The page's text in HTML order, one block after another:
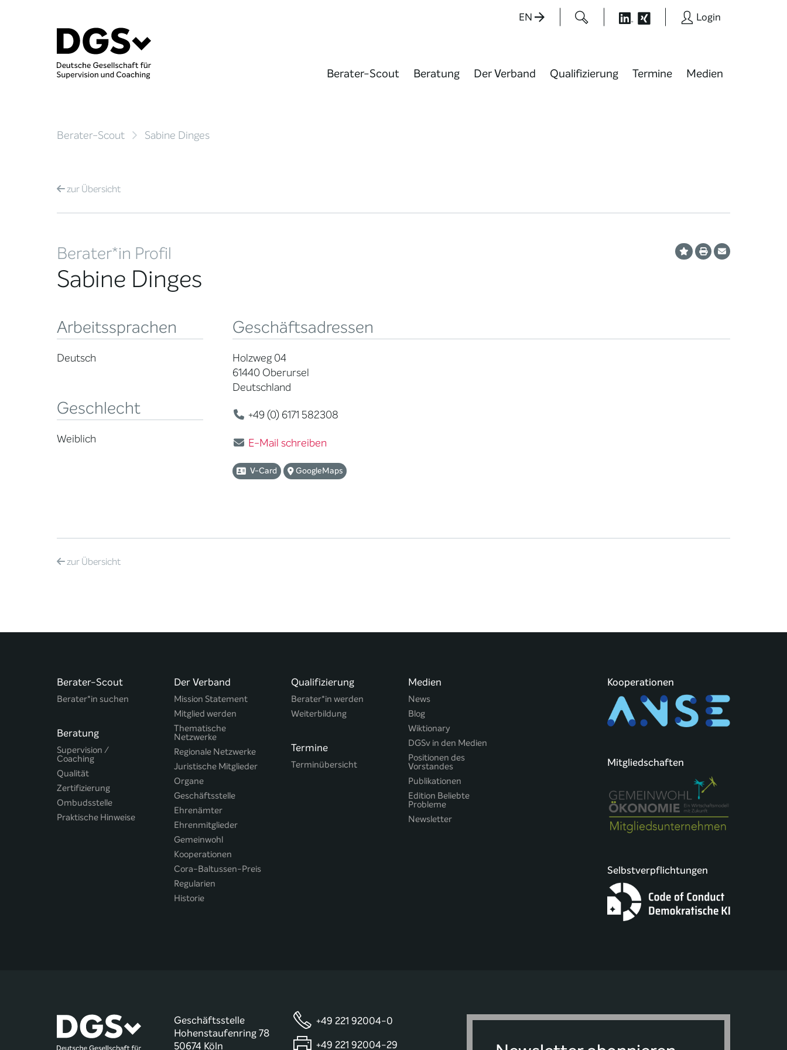
EN Login
Berater-Scout Beratung Der Verband Qualifizierung Termine Medien
Berater-Scout Sabine Dinges
zurÜbersicht
Berater*in Profil
Sabine Dinges
Arbeitssprachen
Deutsch
Geschlecht
Weiblich
Geschäftsadressen
Holzweg 04
61440 Oberursel
Deutschland
+49 (0) 6171 582308
E-Mail schreiben
V-Card GoogleMaps
zurÜbersicht
Berater-Scout
Berater*in suchen
Beratung
Supervision /
Coaching
Qualität
Zertifizierung
Ombudsstelle
Praktische Hinweise
Der Verband
Mission Statement
Mitglied werden
Thematische
Netzwerke
Regionale Netzwerke
Juristische Mitglieder
Organe
Geschäftsstelle
Ehrenämter
Ehrenmitglieder
Gemeinwohl
Kooperationen
Cora-Baltussen-Preis
Regularien
Historie
Qualifizierung
Berater*in werden
Weiterbildung
Termine
Terminübersicht
Medien
News
Blog
Wiktionary
DGSv in den Medien
Positionen des
Vorstandes
Publikationen
Edition Beliebte
Probleme
Newsletter
Kooperationen
Mitgliedschaften
Selbstverpflichtungen
Geschäftsstelle
Hohenstaufenring 78
50674 Köln
+49 221 92004-0
+49 221 92004-29